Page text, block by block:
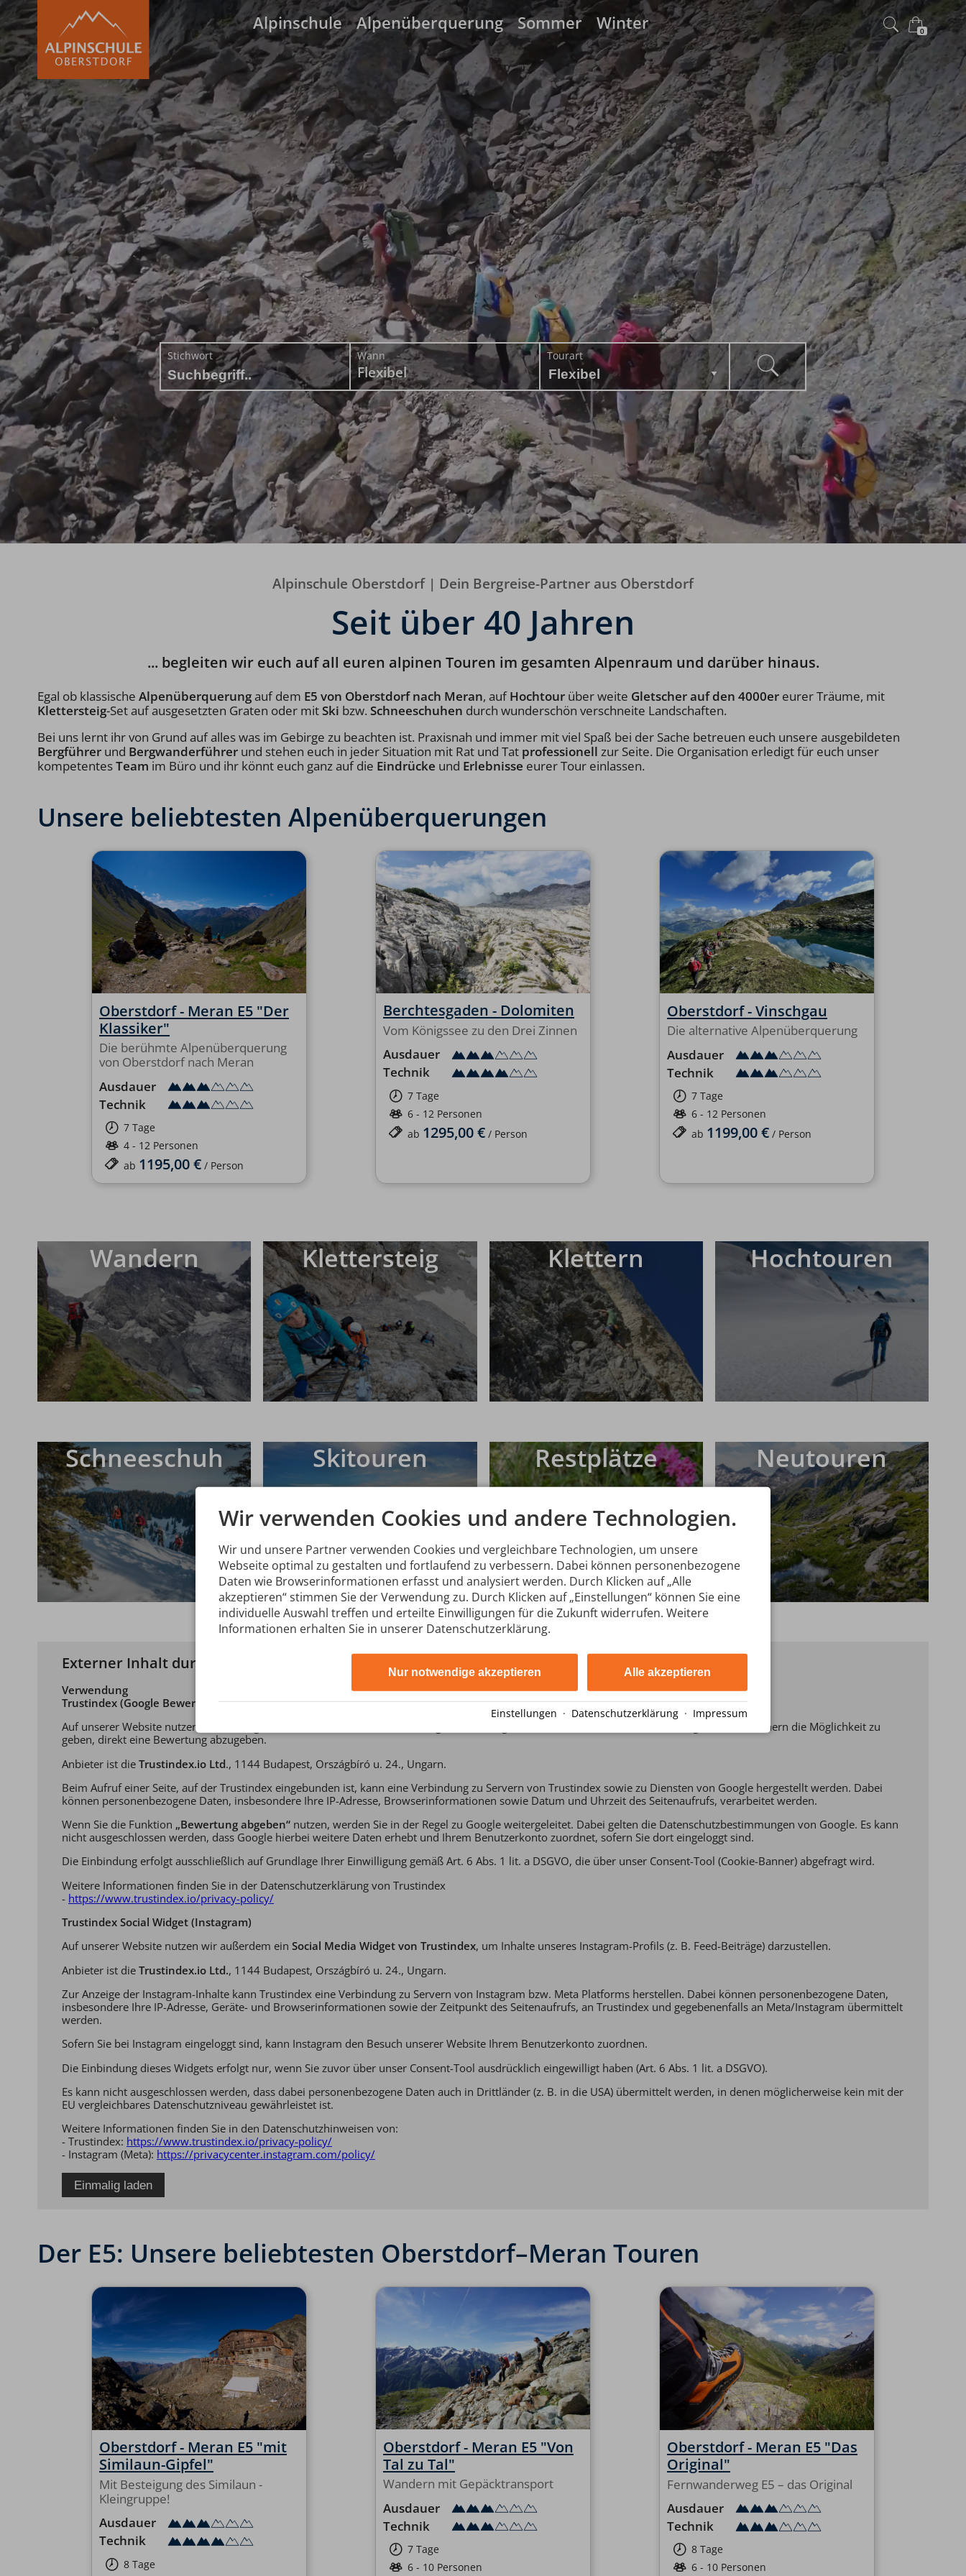
Stichwort Wann
Flexibel
Tourart
Alpinschule Alpenüberquerung Sommer Winter 0
×
Warenkorb ist leer
Alpinschule Oberstdorf | Dein Bergreise-Partner aus Oberstdorf
Seit über 40 Jahren
... begleiten wir euch auf all euren alpinen Touren im gesamten Alpenraum und darüber hinaus.
Egal ob klassische Alpenüberquerungauf dem E5 von Oberstdorf nach Meran, aufHochtour über weite Gletscher auf den 4000er eurer Träume, mit
Klettersteig-Set auf ausgesetzten Graten oder mitSki bzw. Schneeschuhen durch wunderschön verschneite Landschaften.
Bei uns lernt ihr von Grund auf alles was im Gebirge zu beachten ist. Praxisnah und immer mit viel Spaß bei der Sache betreuen euch unsere ausgebildeten
Bergführer und Bergwanderführer und stehen euch in jeder Situation mit Rat und Tat professionell zur Seite. Die Organisation erledigt für euch unser
kompetentesTeam im Büro und ihr könnt euch ganz auf die Eindrücke und Erlebnisse eurer Tour einlassen.
Unsere beliebtesten Alpenüberquerungen
Oberstdorf - Meran E5 "Der
Klassiker"
Die berühmte Alpenüberquerung
von Oberstdorf nach Meran
Ausdauer
Technik
7 Tage
4 - 12 Personen
ab 1195,00 € / Person
Berchtesgaden - Dolomiten
Vom Königssee zu den Drei Zinnen
Ausdauer
Technik
7 Tage
6 - 12 Personen
ab 1295,00 € / Person
Oberstdorf - Vinschgau
Die alternative Alpenüberquerung
Ausdauer
Technik
7 Tage
6 - 12 Personen
ab 1199,00 € / Person
Wandern Klettersteig Klettern Hochtouren
Schneeschuh Skitouren Restplätze Neutouren
Externer Inhalt durch Cookie Einstellungen blockiert.
Verwendung
Trustindex (Google Bewertungen und Bewertungsfunktion)
Auf unserer Website nutzen wir ein Plugin des Dienstes Trustindex, um Google-Bewertungen zu unserem Unternehmen anzuzeigen und Besuchern die Möglichkeit zu
geben, direkt eine Bewertung abzugeben.
Anbieter ist die Trustindex.io Ltd., 1144 Budapest, Országbíró u. 24., Ungarn.
Beim Aufruf einer Seite, auf der Trustindex eingebunden ist, kann eine Verbindung zu Servern von Trustindex sowie zu Diensten von Google hergestellt werden. Dabei
können personenbezogene Daten, insbesondere Ihre IP-Adresse, Browserinformationen sowie Datum und Uhrzeit des Seitenaufrufs, verarbeitet werden.
Wenn Sie die Funktion „Bewertung abgeben“ nutzen, werden Sie in der Regel zu Google weitergeleitet. Dabei gelten die Datenschutzbestimmungen von Google. Es kann
nicht ausgeschlossen werden, dass Google hierbei weitere Daten erhebt und Ihrem Benutzerkonto zuordnet, sofern Sie dort eingeloggt sind.
Die Einbindung erfolgt ausschließlich auf Grundlage Ihrer Einwilligung gemäß Art. 6 Abs. 1 lit. a DSGVO, die über unser Consent-Tool (Cookie-Banner) abgefragt wird.
Weitere Informationen finden Sie in der Datenschutzerklärung von Trustindex
- https://www.trustindex.io/privacy-policy/
Trustindex Social Widget (Instagram)
Auf unserer Website nutzen wir außerdem ein Social Media Widget von Trustindex, um Inhalte unseres Instagram-Profils (z. B. Feed-Beiträge) darzustellen.
Anbieter ist die Trustindex.io Ltd., 1144 Budapest, Országbíró u. 24., Ungarn.
Zur Anzeige der Instagram-Inhalte kann Trustindex eine Verbindung zu Servern von Instagram bzw. Meta Platforms herstellen. Dabei können personenbezogene Daten,
insbesondere Ihre IP-Adresse, Geräte- und Browserinformationen sowie der Zeitpunkt des Seitenaufrufs, an Trustindex und gegebenenfalls an Meta/Instagram übermittelt
werden.
Sofern Sie bei Instagram eingeloggt sind, kann Instagram den Besuch unserer Website Ihrem Benutzerkonto zuordnen.
Die Einbindung dieses Widgets erfolgt nur, wenn Sie zuvor über unser Consent-Tool ausdrücklich eingewilligt haben (Art. 6 Abs. 1 lit. a DSGVO).
Es kann nicht ausgeschlossen werden, dass dabei personenbezogene Daten auch in Drittländer (z. B. in die USA) übermittelt werden, in denen möglicherweise kein mit der
EU vergleichbares Datenschutzniveau gewährleistet ist.
Weitere Informationen finden Sie in den Datenschutzhinweisen von:
- Trustindex: https://www.trustindex.io/privacy-policy/
- Instagram (Meta): https://privacycenter.instagram.com/policy/
Einmalig laden
Der E5: Unsere beliebtesten Oberstdorf–Meran Touren
Oberstdorf - Meran E5 "mit
Similaun-Gipfel"
Mit Besteigung des Similaun -
Kleingruppe!
Ausdauer
Technik
8 Tage
Oberstdorf - Meran E5 "Von
Tal zu Tal"
Wandern mit Gepäcktransport
Ausdauer
Technik
7 Tage
6 - 10 Personen
Oberstdorf - Meran E5 "Das
Original"
Fernwanderweg E5 – das Original
Ausdauer
Technik
8 Tage
6 - 10 Personen
Wir verwenden Cookies und andere Technologien.
Wir und unsere Partner verwenden Cookies und vergleichbare Technologien, um unsere
Webseite optimal zu gestalten und fortlaufend zu verbessern. Dabei können personenbezogene
Daten wie Browserinformationen erfasst und analysiert werden. Durch Klicken auf „Alle
akzeptieren“ stimmen Sie der Verwendung zu. Durch Klicken auf „Einstellungen“ können Sie eine
individuelle Auswahl treffen und erteilte Einwilligungen für die Zukunft widerrufen. Weitere
Informationen erhalten Sie in unserer Datenschutzerklärung.
Alle akzeptieren
Nur notwendige akzeptieren
Einstellungen · Datenschutzerklärung · Impressum